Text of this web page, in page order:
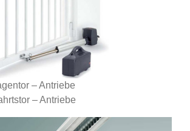
– Antriebe
– Antriebe